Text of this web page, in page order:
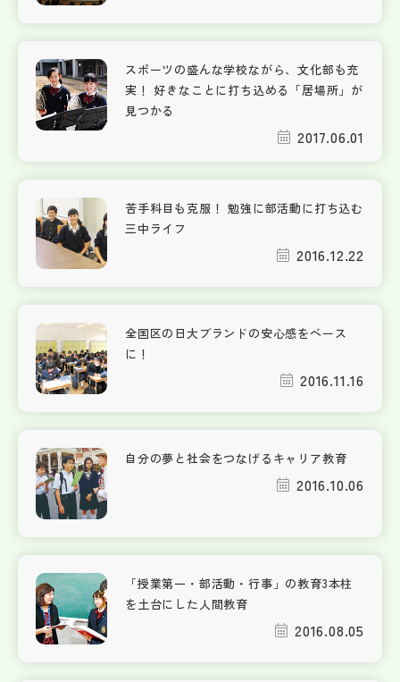
スポーツの盛んな学校ながら、文化部も充
実！ 好きなことに打ち込める「居場所」が
見つかる
2017.06.01
苦手科目も克服！ 勉強に部活動に打ち込む
三中ライフ
2016.12.22
全国区の日大ブランドの安心感をベース
に！
2016.11.16
自分の夢と社会をつなげるキャリア教育
2016.10.06
「授業第一・部活動・行事」の教育3本柱
を土台にした人間教育
2016.08.05